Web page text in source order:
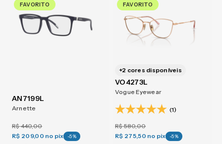
FAVORITO
AN7199L
Arnette
R$440,00
R$ 209,00 no pix -5%
+2 cores disponíveis
FAVORITO
VO4273L
Vogue Eyewear
(1)
R$580,00
R$ 275,50 no pix -5%